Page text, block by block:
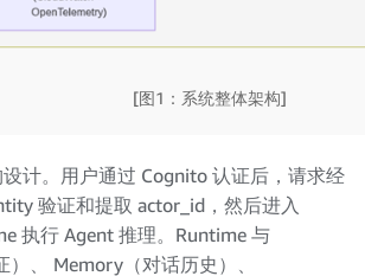
[图1：系统整体架构]
计。用户通过 Cognito 认证后，请求经
验证和提取 actor_id，然后进入
执行 Agent 推理。Runtime 与
、 Memory（对话历史）、